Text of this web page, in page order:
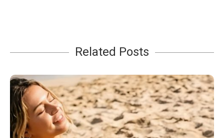
Related Posts